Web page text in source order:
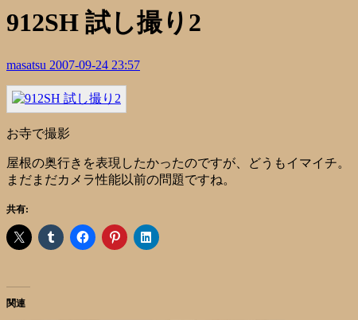
912SH 試し撮り2
masatsu 2007-09-24 23:57
お寺で撮影
屋根の奥行きを表現したかったのですが、どうもイマイチ。
まだまだカメラ性能以前の問題ですね。
共有:
関連